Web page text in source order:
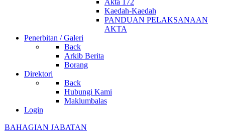
Akta 172
Kaedah-Kaedah
PANDUAN PELAKSANAAN
AKTA
Penerbitan / Galeri
Back
Arkib Berita
Borang
Direktori
Back
Hubungi Kami
Maklumbalas
Login
BAHAGIAN JABATAN